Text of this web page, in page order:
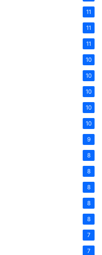
11
11
11
10
10
10
10
10
9
8
8
8
8
8
7
7